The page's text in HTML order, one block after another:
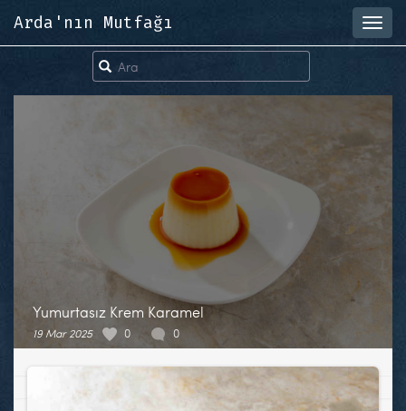
Arda'nın Mutfağı
Yumurtasız Krem Karamel
19 Mar 2025 0 0